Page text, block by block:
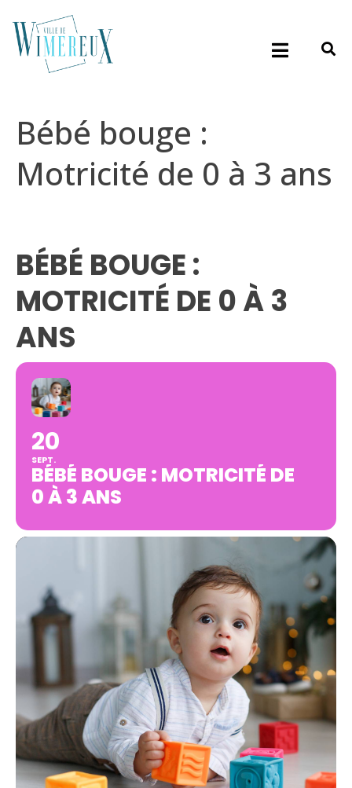
Bébé bouge :
Motricité de 0 à 3 ans
BÉBÉ BOUGE :
MOTRICITÉ DE 0 À 3
ANS
20
SEPT.
BÉBÉ BOUGE : MOTRICITÉ DE
0 À 3 ANS